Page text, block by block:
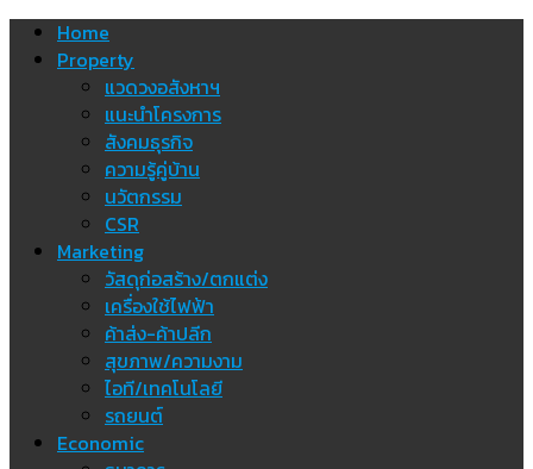
Skip Home
Property
แวดวงอสังหาฯ
แนะนำโครงการ
สังคมธุรกิจ
ความรู้คู่บ้าน
นวัตกรรม
CSR
Marketing
วัสดุก่อสร้าง/ตกแต่ง
เครื่องใช้ไฟฟ้า
ค้าส่ง-ค้าปลีก
สุขภาพ/ความงาม
ไอที/เทคโนโลยี
รถยนต์
Economic